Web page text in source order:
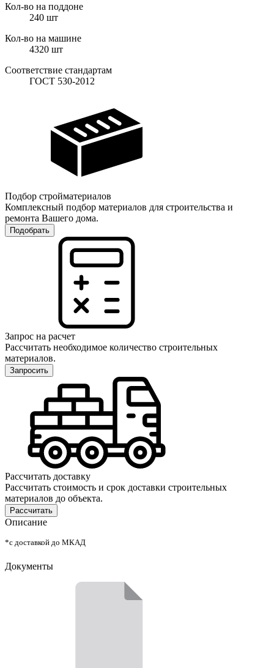
Кол-во на поддоне
240 шт
Кол-во на машине
4320 шт
Соответствие стандартам
ГОСТ 530-2012
Подбор стройматериалов
Комплексный подбор материалов для строительства и
ремонта Вашего дома.
Подобрать
Запрос на расчет
Рассчитать необходимое количество строительных
материалов.
Запросить
Рассчитать доставку
Рассчитать стоимость и срок доставки строительных
материалов до объекта.
Рассчитать
Описание
*с доставкой до МКАД
Документы